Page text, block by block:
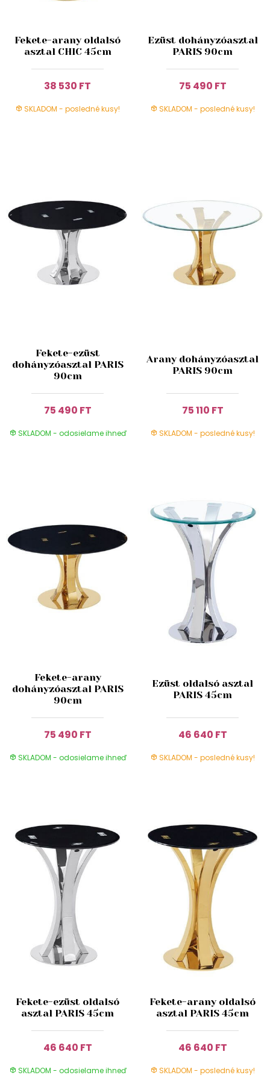
Fekete-arany oldalsó
asztal CHIC 45cm
38 530 FT
SKLADOM - posledné kusy!
Ezüst dohányzóasztal
PARIS 90cm
75 490 FT
SKLADOM - posledné kusy!
Fekete-ezüst
dohányzóasztal PARIS
90cm
75 490 FT
SKLADOM - odosielame ihneď
Arany dohányzóasztal
PARIS 90cm
75 110 FT
SKLADOM - posledné kusy!
Fekete-arany
dohányzóasztal PARIS
90cm
75 490 FT
SKLADOM - odosielame ihneď
Ezüst oldalsó asztal
PARIS 45cm
46 640 FT
SKLADOM - posledné kusy!
Fekete-ezüst oldalsó
asztal PARIS 45cm
46 640 FT
SKLADOM - odosielame ihneď
Fekete-arany oldalsó
asztal PARIS 45cm
46 640 FT
SKLADOM - posledné kusy!